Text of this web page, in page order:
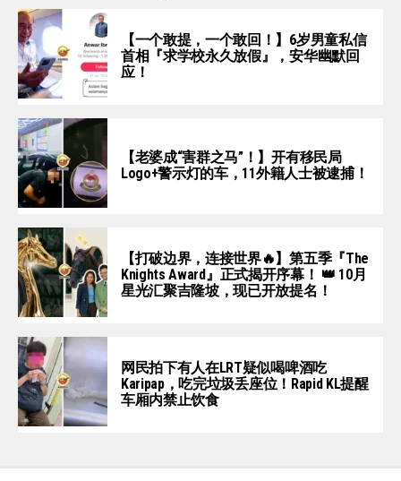
【一个敢提，一个敢回！】6岁男童私信
首相『求学校永久放假』，安华幽默回
应！
【老婆成“害群之马”！】开有移民局
Logo+警示灯的车，11外籍人士被逮捕！
【打破边界，连接世界🔥】第五季『The
Knights Award』正式揭开序幕！ 👑 10月
星光汇聚吉隆坡，现已开放提名！
网民拍下有人在LRT疑似喝啤酒吃
Karipap，吃完垃圾丢座位！Rapid KL提醒
车厢内禁止饮食